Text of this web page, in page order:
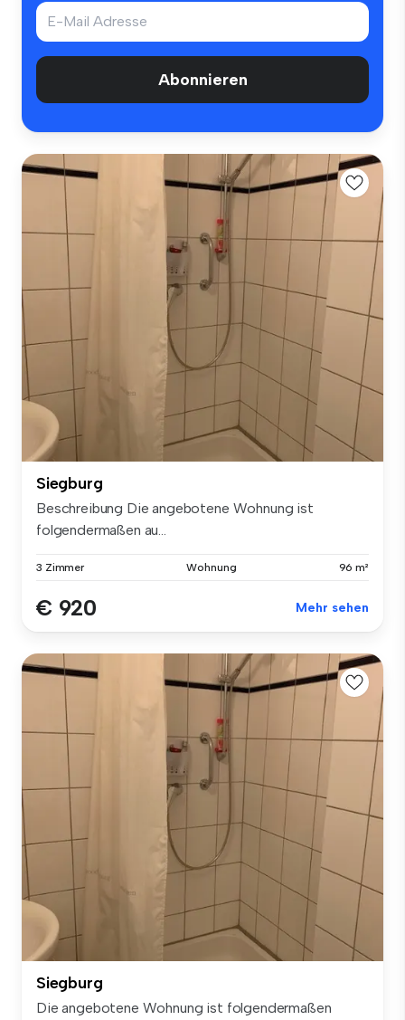
Abonnieren
Siegburg
Beschreibung Die angebotene Wohnung ist
folgendermaßen au...
3 Zimmer Wohnung 96 m²
€ 920 Mehr sehen
Siegburg
Die angebotene Wohnung ist folgendermaßen